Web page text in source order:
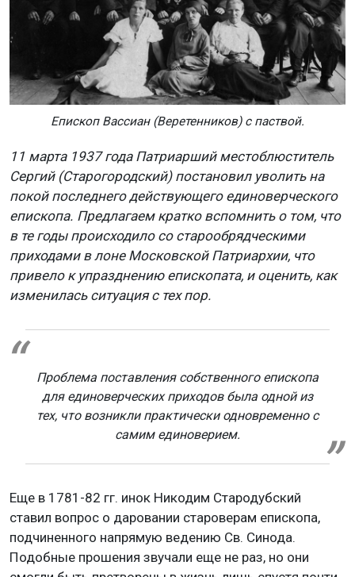
Епископ Вассиан (Веретенников) с паствой.
11 марта 1937 года Патриарший местоблюститель
Сергий (Старогородский) постановил уволить на
покой последнего действующего единоверческого
епископа. Предлагаем кратко вспомнить о том, что
в те годы происходило со старообрядческими
приходами в лоне Московской Патриархии, что
привело к упразднению епископата, и оценить, как
изменилась ситуация с тех пор.
Проблема поставления собственного епископа
для единоверческих приходов была одной из
тех, что возникли практически одновременно с
самим единоверием.
Еще в 1781-82 гг. инок Никодим Стародубский
ставил вопрос о даровании староверам епископа,
подчиненного напрямую ведению Св. Синода.
Подобные прошения звучали еще не раз, но они